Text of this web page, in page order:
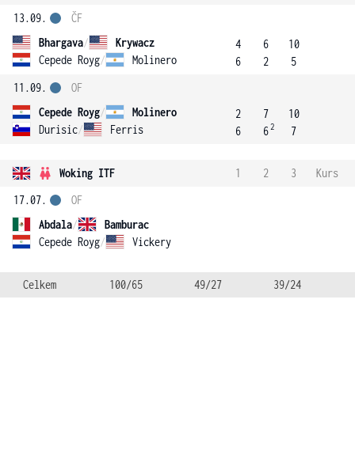
13.09.
Bhargava/
Krywacz
Cepede Royg/ Molinero
ČF
4
6
6
2
10
5
11.09.
Cepede Royg/
Molinero
Durisic/ Ferris
OF
2
6
7
62
10
7
Woking ITF 1 2 3
Kurs
17.07.
Abdala/
Bamburac
Cepede Royg/ Vickery
OF
Celkem 100/65 49/27 39/24